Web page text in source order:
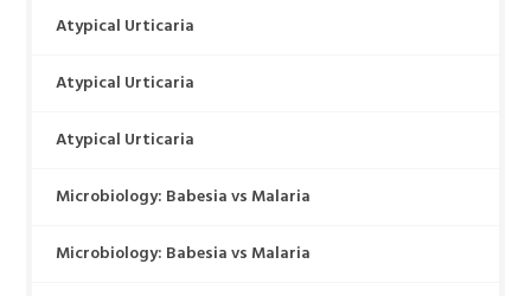
Atypical Urticaria
Atypical Urticaria
Atypical Urticaria
Microbiology: Babesia vs Malaria
Microbiology: Babesia vs Malaria